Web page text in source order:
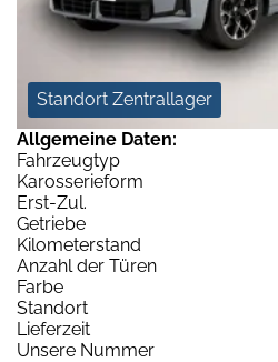
Standort Zentrallager
Allgemeine Daten:
Fahrzeugtyp
Karosserieform
Erst-Zul.
Getriebe
Kilometerstand
Anzahl der Türen
Farbe
Standort
Lieferzeit
Unsere Nummer